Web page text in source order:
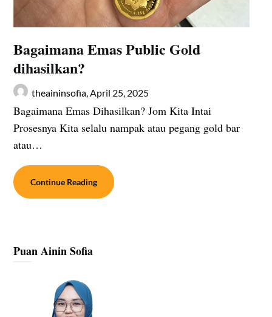
Bagaimana Emas Public Gold
dihasilkan?
theaininsofia,April 25, 2025
Bagaimana Emas Dihasilkan? Jom Kita Intai
Prosesnya Kita selalu nampak atau pegang gold bar
atau…
Continue Reading
Puan Ainin Sofia